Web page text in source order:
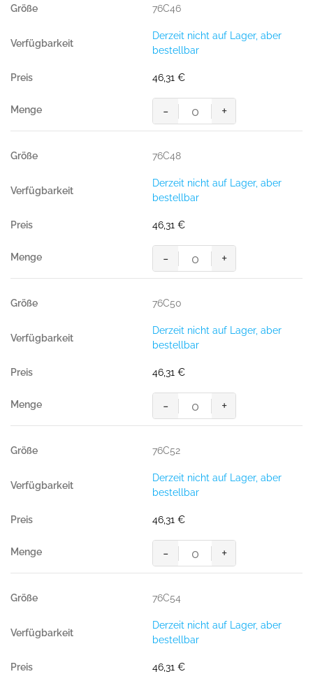
76C46
Derzeit nicht auf Lager, aber
bestellbar
46,31 €
MASCOT® PASADENA
Menge
- +
76C48
Derzeit nicht auf Lager, aber
bestellbar
46,31 €
MASCOT® PASADENA
Menge
- +
76C50
Derzeit nicht auf Lager, aber
bestellbar
46,31 €
MASCOT® PASADENA
Menge
- +
76C52
Derzeit nicht auf Lager, aber
bestellbar
46,31 €
MASCOT® PASADENA
Menge
- +
76C54
Derzeit nicht auf Lager, aber
bestellbar
46,31 €